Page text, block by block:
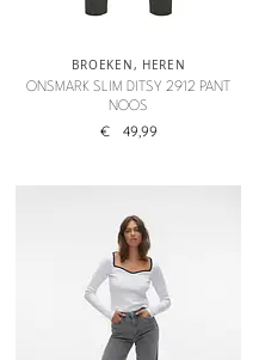
BROEKEN, HEREN
ONSMARK SLIM DITSY 2912 PANT
NOOS
€ 49,99